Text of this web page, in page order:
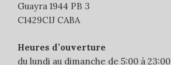
Guayra 1944 PB 3
C1429CIJ CABA
Heures d’ouverture
du lundi au dimanche de 5:00 à 23:00